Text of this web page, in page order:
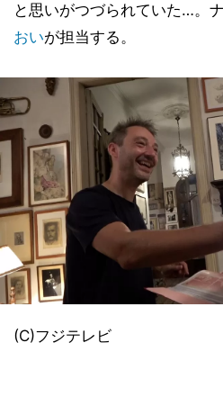
と思いがつづられていた…。
おいが担当する。
(C)フジテレビ